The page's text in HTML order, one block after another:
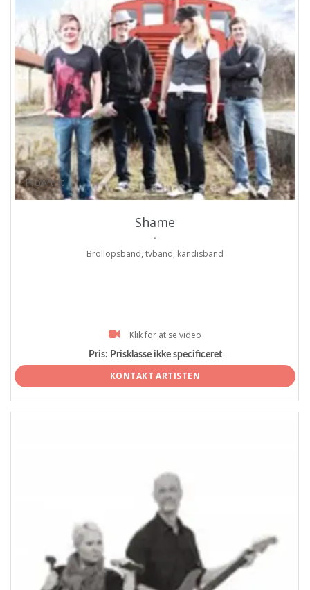
ProArtist
Shame
.
Bröllopsband, tvband, kändisband
Klik for at se video
Pris: Prisklasse ikke specificeret
KONTAKT ARTISTEN